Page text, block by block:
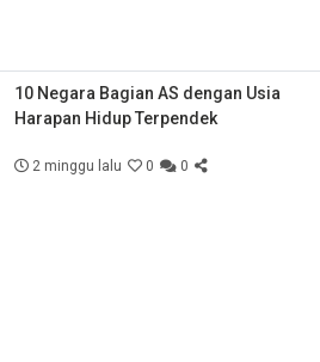
10 Negara Bagian AS dengan Usia
Harapan Hidup Terpendek
2 minggu lalu 0 0